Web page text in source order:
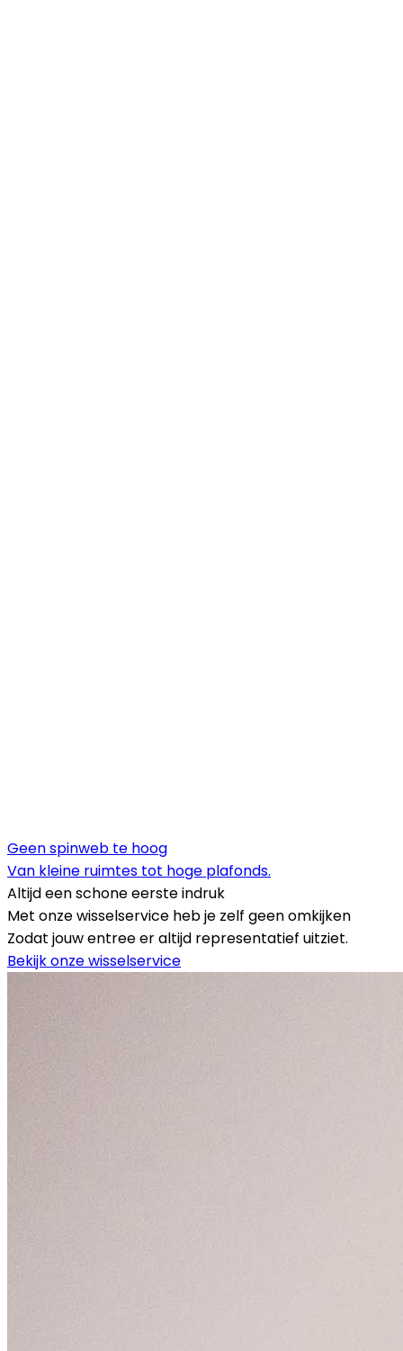
Geen spinweb te hoog
Van kleine ruimtes tot hoge plafonds.
Altijd een schone eerste indruk
Met onze wisselservice heb je zelf geen omkijken
Zodat jouw entree er altijd representatief uitziet.
Bekijk onze wisselservice